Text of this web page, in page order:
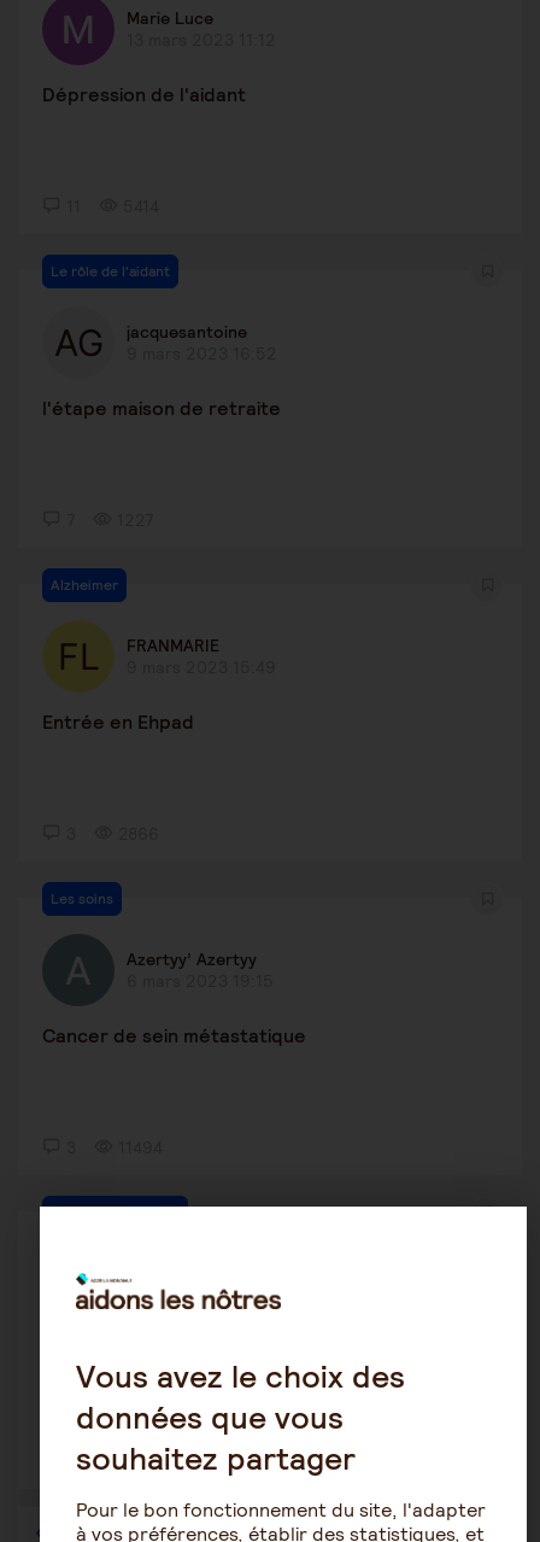
Marie Luce
Dépression de l'aidant
Le rôle de l'aidant
jacquesantoine
l'étape maison de retraite
Alzheimer
FRANMARIE
Entrée en Ehpad
Les soins
Azertyy’ Azertyy
Cancer de sein métastatique
Maintien à domicile
20 février 2023 19:22
1650
1 … 20 21 22 23 24 25 26 … 36
Vous avez le choix des
données que vous
souhaitez partager
Pour le bon fonctionnement du site, l'adapter
à vos préférences, établir des statistiques, et